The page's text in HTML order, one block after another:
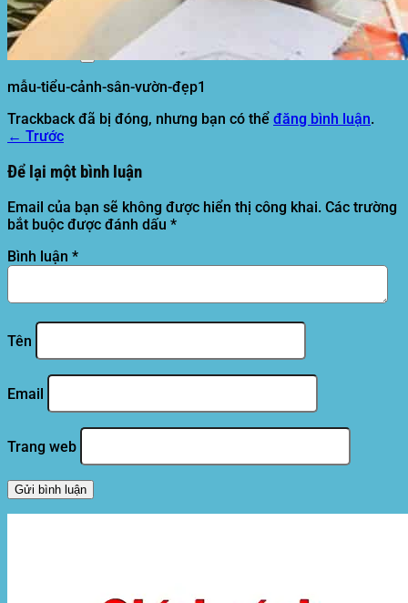
Tìm
mẫu-tiểu-cảnh-sân-vườn-đẹp1
Trackback đã bị đóng, nhưng bạn có thể đăng bình luận.
← Trước
Để lại một bình luận
Email của bạn sẽ không được hiển thị công khai. Các trường
bắt buộc được đánh dấu *
Bình luận *
Tên
Email
Trang web